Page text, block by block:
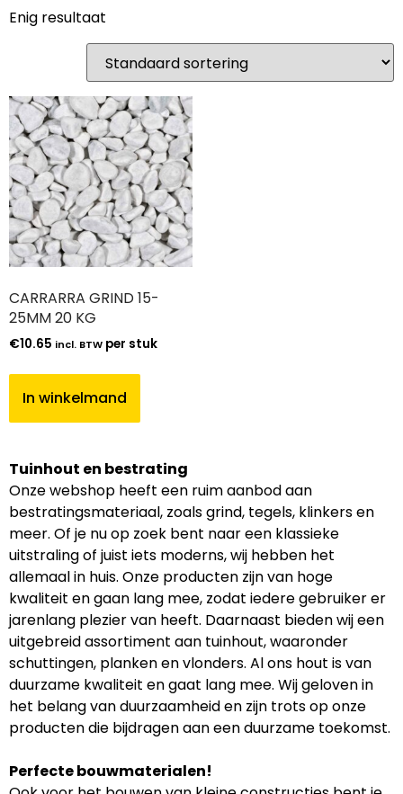
Enig resultaat
CARRARRA GRIND 15-
25MM 20 KG
€10.65 incl. BTW per stuk
In winkelmand
Tuinhout en bestrating
Onze webshop heeft een ruim aanbod aan
bestratingsmateriaal, zoals grind, tegels, klinkers en
meer. Of je nu op zoek bent naar een klassieke
uitstraling of juist iets moderns, wij hebben het
allemaal in huis. Onze producten zijn van hoge
kwaliteit en gaan lang mee, zodat iedere gebruiker er
jarenlang plezier van heeft. Daarnaast bieden wij een
uitgebreid assortiment aan tuinhout, waaronder
schuttingen, planken en vlonders. Al ons hout is van
duurzame kwaliteit en gaat lang mee. Wij geloven in
het belang van duurzaamheid en zijn trots op onze
producten die bijdragen aan een duurzame toekomst.
Perfecte bouwmaterialen!